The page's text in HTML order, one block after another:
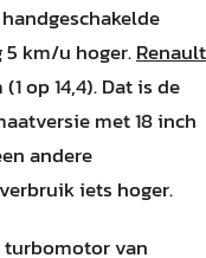
km/u hoger.Renault
op 14,4). Dat is de
met 18 inch
andere
iets hoger.
turbomotor van